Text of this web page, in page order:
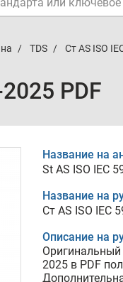
TDS Ст AS ISO
PDF
Название на
St AS ISO IEC
Название на
Ст AS ISO IEC
Описание на
Оригинальный
2025 в PDF